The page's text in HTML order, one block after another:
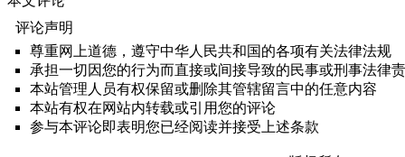
评论声明
尊重网上道德，遵守中华人民共和国的各项有关法律法规
承担一切因您的行为而直接或间接导致的民事或刑事法律
本站管理人员有权保留或删除其管辖留言中的任意内容
本站有权在网站内转载或引用您的评论
参与本评论即表明您已经阅读并接受上述条款